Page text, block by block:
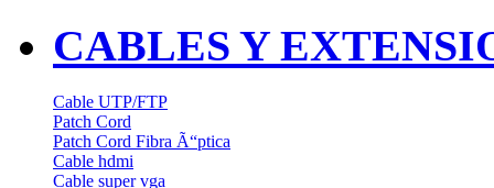
CABLES Y
Cable UTP/FTP
Patch Cord
Patch Cord Fibra Ã“ptica
Cable hdmi
Cable super vga